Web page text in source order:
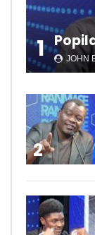
1 JOHN
2